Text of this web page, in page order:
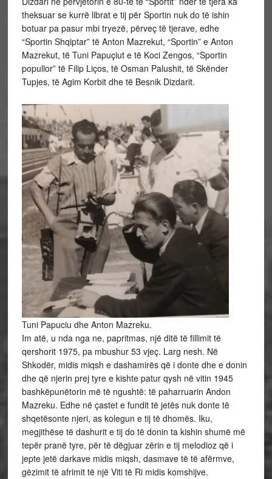
theksuar se kurrë librat e tij për Sportin nuk do të ishin
botuar pa pasur mbi tryezë, përveç të tjerave, edhe
“Sportin Shqiptar” të Anton Mazrekut, “Sportin” e Anton
Mazrekut, të Tuni Papuçiut e të Koci Zengos, “Sportin
popullor” të Filip Liços, të Osman Palushit, të Skënder
Tupjes, të Agim Korbit dhe të Besnik Dizdarit.
Tuni Papuciu dhe Anton Mazreku.
Im atë, u nda nga ne, papritmas, një ditë të fillimit të
qershorit 1975, pa mbushur 53 vjeç. Larg nesh. Në
Shkodër, midis miqsh e dashamirës që i donte dhe e donin
dhe që njerin prej tyre e kishte patur qysh në vitin 1945
bashkëpunëtorin më të ngushtë: të paharruarin Andon
Mazreku. Edhe në çastet e fundit të jetës nuk donte të
shqetësonte njeri, as kolegun e tij të dhomës. Iku,
megjithëse të dashurit e tij do të donin ta kishin shumë më
tepër pranë tyre, për të dëgjuar zërin e tij melodioz që i
jepte jetë darkave midis miqsh, dasmave të të afërmve,
gëzimit të afrimit të një Viti të Ri midis komshijve.